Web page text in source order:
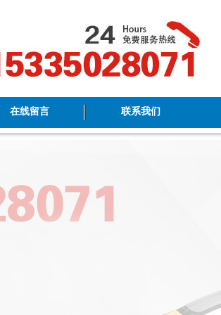
在线留言 联系我们